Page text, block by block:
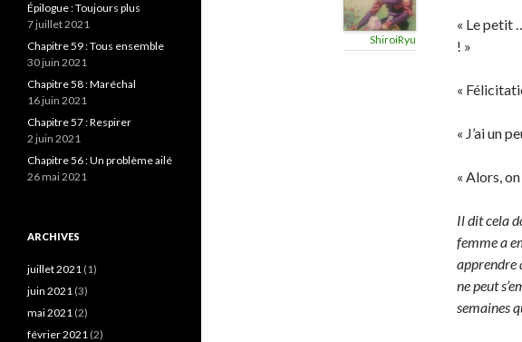
ShiroiRyu
« Le petit
! »
«
« J’ai un
« Alors,
Il dit cela
femme a
apprendre
ne peut
semaines
Épilogue : Toujours plus
7 juillet 2021
Chapitre 59 : Tous ensemble
30 juin 2021
Chapitre 58 : Maréchal
16 juin 2021
Chapitre 57 : Respirer
2 juin 2021
Chapitre 56 : Un problème ailé
26 mai 2021
ARCHIVES
juillet 2021 (1)
juin 2021 (3)
mai 2021 (2)
février 2021 (2)